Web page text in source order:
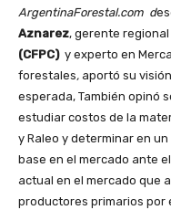
ArgentinaForestal.com d
Aznarez, gerente regional
(CFPC)y experto en
forestales, aportó su
esperada, También opinó
estudiar costos de la
y Raleo y determinar en
base en el mercado ante
actual en el mercado que
productores primarios por